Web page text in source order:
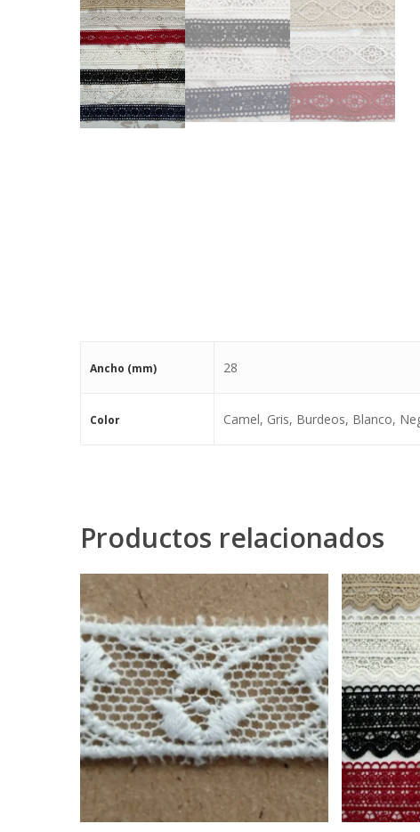
Ancho (mm) 28
Color Camel, Gris, Burdeos, Blanco,
Productos relacionados